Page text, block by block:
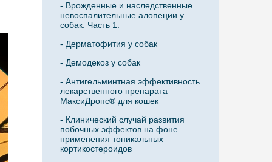
- Врожденные и наследственные
невоспалительные алопеции у
собак. Часть 1.
- Дерматофития у собак
- Демодекоз у собак
- Антигельминтная эффективность
лекарственного препарата
МаксиДропс® для кошек
- Клинический случай развития
побочных эффектов на фоне
применения топикальных
кортикостероидов